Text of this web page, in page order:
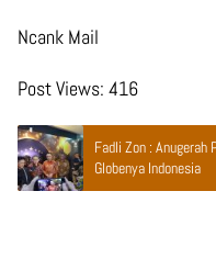
Ncank Mail
Post Views: 416
Fadli Zon : Anugerah Piala Gunungan FFWI 2024, Golden
Globenya Indonesia